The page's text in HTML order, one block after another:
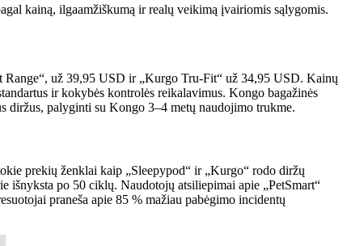
kainą, ilgaamžiškumą ir realų veikimą įvairiomis sąlygomis.
už 39,95 USD ir „Kurgo Tru-Fit“ už 34,95 USD. Kainų
ir kokybės kontrolės reikalavimus. Kongo bagažinės
diržus, palyginti su Kongo 3–4 metų naudojimo trukme.
prekių ženklai kaip „Sleepypod“ ir „Kurgo“ rodo diržų
išnyksta po 50 ciklų. Naudotojų atsiliepimai apie „PetSmart“
praneša apie 85 % mažiau pabėgimo incidentų